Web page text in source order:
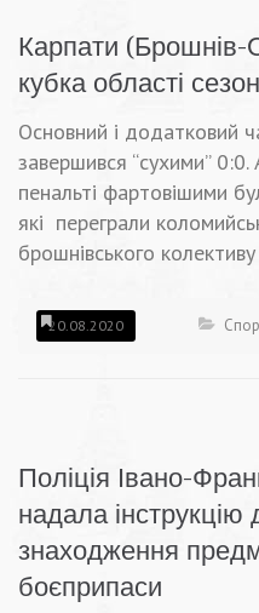
Карпати
кубка області
Основний і додатковий
завершився “сухими” 0:0.
пенальті фартовішими
які переграли
брошнівського
20.08.2020
Поліція Івано-
надала інструкцію
знаходження
боєприпаси